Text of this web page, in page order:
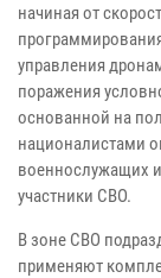
начиная от
управления
поражения
основанной на
националистами
военнослужащих
участники СВО.
В зоне СВО
применяют